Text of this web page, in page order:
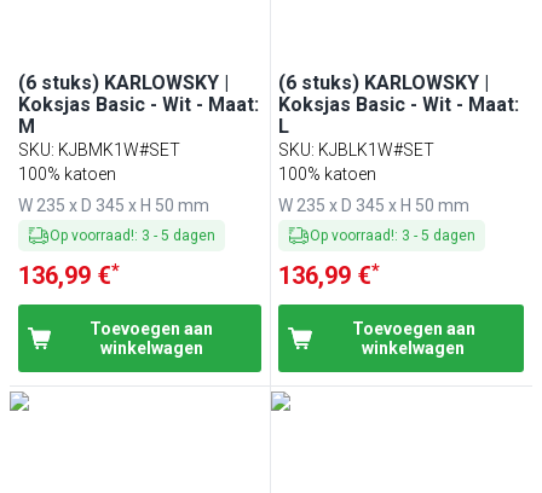
(6 stuks) KARLOWSKY |
Koksjas Basic - Wit - Maat:
M
SKU: KJBMK1W#SET
100% katoen
W 235 x D 345 x H 50 mm
Op voorraad!: 3 - 5 dagen
136,99 €*
Toevoegen aan
winkelwagen
(6 stuks) KARLOWSKY |
Koksjas Basic - Wit - Maat:
L
SKU: KJBLK1W#SET
100% katoen
W 235 x D 345 x H 50 mm
Op voorraad!: 3 -5 dagen
136,99 €*
Toevoegen aan
winkelwagen